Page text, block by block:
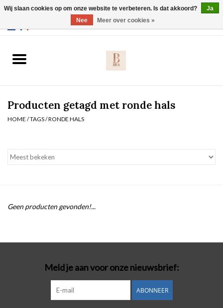
Slip
Nachtmode
Badmode
Lingerie-accessoires
Cadeaubonnen
Producten getagd met ronde hals
HOME /TAGS/RONDE HALS
Geen producten gevonden!...
Meld je aan voor onze nieuwsbrief:
ABONNEER
Wij slaan cookies op om onze website te verbeteren. Is dat akkoord?
Ja
Nee
Meer over cookies »
Webshop werkt met EU maten. .